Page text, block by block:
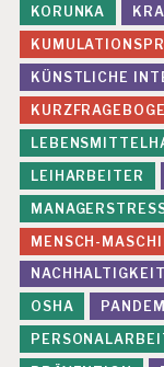
KORUNKA
KÜNSTLICHE
LEIHARBEITER
MENSCH-
OSHA